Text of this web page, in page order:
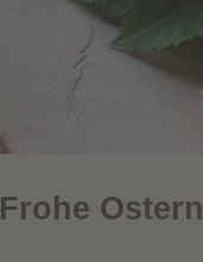
Frohe